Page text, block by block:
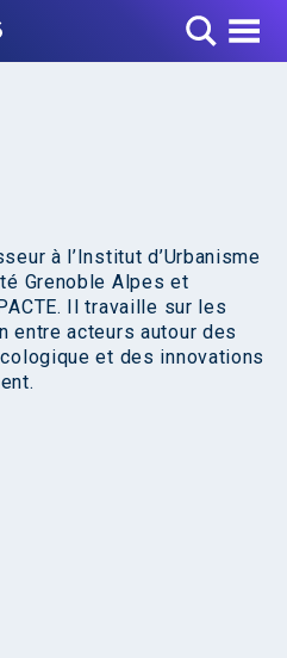
Toggle Menu
à l’Institut d’Urbanisme
Grenoble Alpes et
Il travaille sur les
entre acteurs autour des
et des innovations